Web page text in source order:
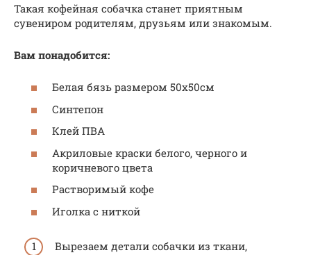
Такая кофейная собачка станет приятным
сувениром родителям, друзьям или знакомым.
Вам понадобится:
Белая бязь размером 50х50см
Синтепон
Клей ПВА
Акриловые краски белого, черного и
коричневого цвета
Растворимый кофе
Иголка с ниткой
Вырезаем детали собачки из ткани,